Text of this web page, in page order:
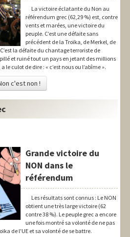
La victoire éclatante du Non au
référendum grec (62,29 %) est, contre
vents et marées, une victoire du
peuple. C’est une défaite sans
précédent de la Troïka, de Merkel, de
la défaite du chantage terroriste de
et ruiné tout un pays en jetant des millions
le culot de dire : « c’est nous ou l’abîme ».
c'est non !
Grande victoire du
NON dans le
référendum
Les résultats sont connus : Le NON
obtient une très large victoire (62
contre 38 %). Le peuple grec a encore
une fois montré sa volonté de ne pas
de l'UE et sa volonté de se battre.